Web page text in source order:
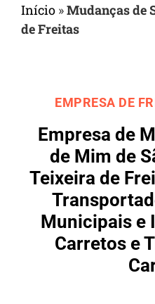
Início »Mudanças de
de Freitas
EMPRESA DE
Empresa de
de Mim de
Teixeira de
Municipais e
Carretos e